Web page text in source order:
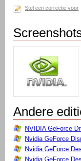
Stel een correctie voor
Andere
NVIDIA GeForce
Nvidia GeForce
Nvidia GeForce
Nvidia GeForce